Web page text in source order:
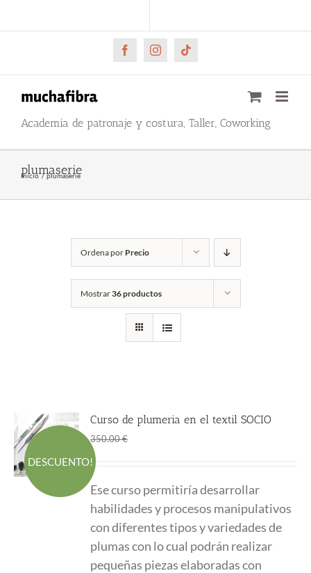
al
FacebookInstagramTiktok
Academia de patronaje y costura, Taller, Coworking
plumaserie
Inicio plumaserie
Ordena por Precio
Mostrar36 productos
DESCUENTO!
Curso de plumeria en el textil SOCIO
350.00€
era:
350.00 €.
es:
195.00 €.
Ese curso permitiría desarrollar
habilidades y procesos manipulativos
con diferentes tipos y variedades de
plumas con lo cual podrán realizar
pequeñas piezas elaboradas con